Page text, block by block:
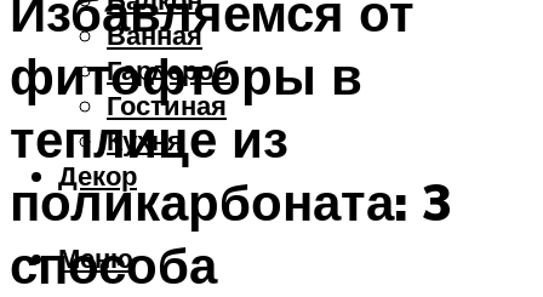
Ванная
Гардероб
Гостиная
Кухня
Декор
Меню
фитофторы в
теплице из
поликарбоната: 3
способа